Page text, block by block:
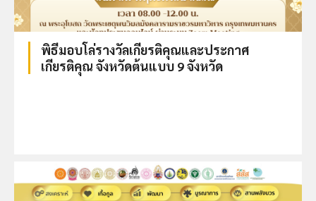
พิธีมอบโล่รางวัลเกียรติคุณและประกาศ
เกียรติคุณ จังหวัดต้นแบบ 9 จังหวัด